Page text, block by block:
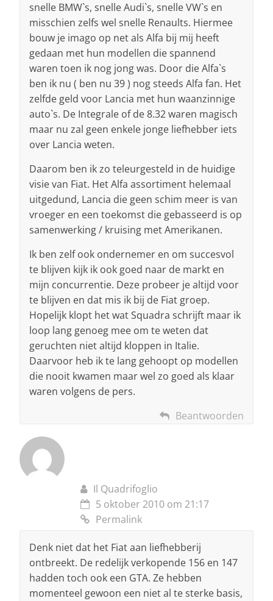
snelle BMW`s, snelle Audi`s, snelle VW`s en
misschien zelfs wel snelle Renaults. Hiermee
bouw je imago op net als Alfa bij mij heeft
gedaan met hun modellen die spannend
waren toen ik nog jong was. Door die Alfa`s
ben ik nu ( ben nu 39 ) nog steeds Alfa fan. Het
zelfde geld voor Lancia met hun waanzinnige
auto`s. De Integrale of de 8.32 waren magisch
maar nu zal geen enkele jonge liefhebber iets
over Lancia weten.
Daarom ben ik zo teleurgesteld in de huidige
visie van Fiat. Het Alfa assortiment helemaal
uitgedund, Lancia die geen schim meer is van
vroeger en een toekomst die gebasseerd is op
samenwerking / kruising met Amerikanen.
Ik ben zelf ook ondernemer en om succesvol
te blijven kijk ik ook goed naar de markt en
mijn concurrentie. Deze probeer je altijd voor
te blijven en dat mis ik bij de Fiat groep.
Hopelijk klopt het wat Squadra schrijft maar ik
loop lang genoeg mee om te weten dat
geruchten niet altijd kloppen in Italie.
Daarvoor heb ik te lang gehoopt op modellen
die nooit kwamen maar wel zo goed als klaar
waren volgens de pers.
Beantwoorden
Il Quadrifoglio
5 oktober 2010 om 21:17
Permalink
Denk niet dat het Fiat aan liefhebberij
ontbreekt. De redelijk verkopende 156 en 147
hadden toch ook een GTA. Ze hebben
momenteel gewoon een niet al te sterke basis,